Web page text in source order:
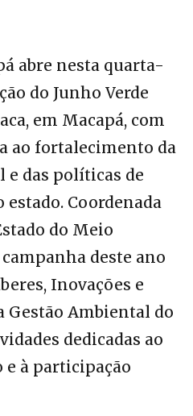
abre nesta quarta-
do Junho Verde
em Macapá, com
ao fortalecimento da
e das políticas de
Coordenada
do Meio
deste ano
Inovações e
Gestão Ambiental do
dedicadas ao
e à participação